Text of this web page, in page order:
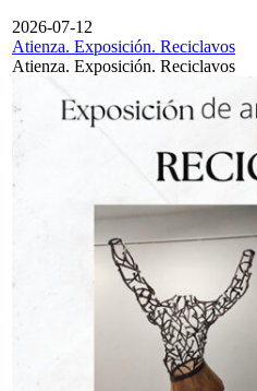
2026-07-12
Atienza. Exposición. Reciclavos
Atienza. Exposición. Reciclavos